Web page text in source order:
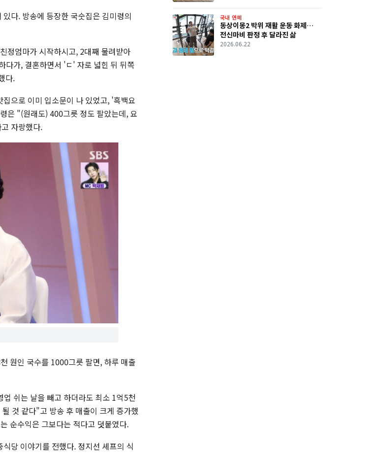
다. 방송에 등장한 국숫집은 김미령의
정엄마가 시작하시고, 2대째 물려받아
다가, 결혼하면서 'ㄷ' 자로 넓힌 뒤 뒤쪽
다.
으로 이미 입소문이 나 있었고, '흑백요
은 "(원래도) 400그릇 정도 팔았는데, 요
자랑했다.
원인 국수를 1000그릇 팔면, 하루 매출
쉬는 날을 빼고 하더라도 최소 1억5천
것 같다"고 방송 후 매출이 크게 증가했
순수익은 그보다는 적다고 덧붙였다.
당 이야기를 전했다. 정지선 셰프의 식
국내 연예
동상이몽2 박위 재활 운동 화제…
전신마비 판정 후 달라진 삶
2026.06.22